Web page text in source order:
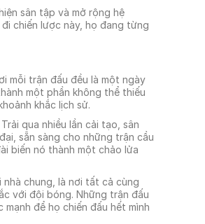
sân tập và mở rộng hệ
chiến lược này, họ đang từng
mỗi trận đấu đều là một ngày
một phần không thể thiếu
khắc lịch sử.
qua nhiều lần cải tạo, sân
sẵn sàng cho những trận cầu
biến nó thành một chảo lửa
nhà chung, là nơi tất cả cùng
với đội bóng. Những trận đấu
để họ chiến đấu hết mình